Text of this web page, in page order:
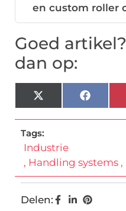
en custom roller
Goed
dan op:
X
(Twitter)
Tags:
Industrie
, Handling systems ,
Delen: